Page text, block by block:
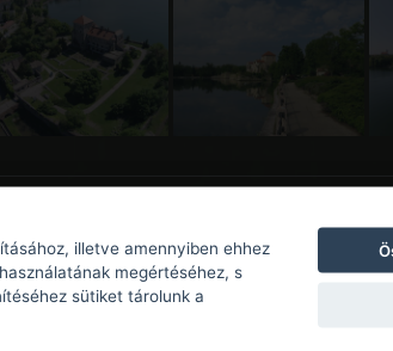
illetve amennyiben ehhez
megértéséhez, s
sütiket tárolunk a